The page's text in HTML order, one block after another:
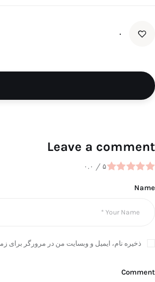
۰
Leave a comment
۰.۰ / ۵
Name
ذخیره نام، ایمیل و وبسایت من در مرورگر برای
Comment